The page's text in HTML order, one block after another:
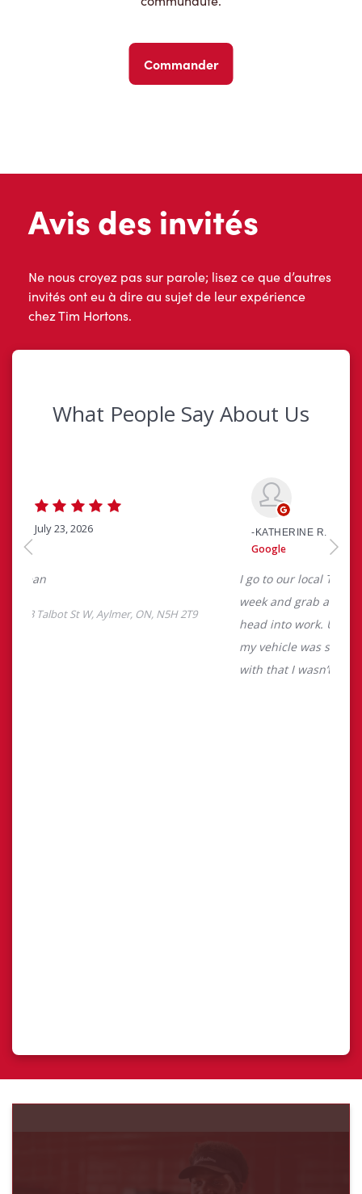
Commander
Avis des invités
Ne nous croyez pas sur parole; lisez ce que d’autres
invités ont eu à dire au sujet de leur expérience
chez Tim Hortons.